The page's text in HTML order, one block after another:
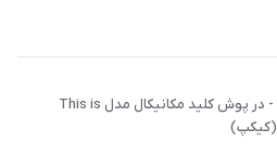
Keycap - در پوش کلید مکانیکال مدل This is